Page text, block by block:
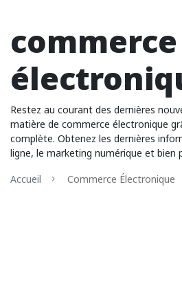
commerce
Restez au courant des dernières
matière de commerce électronique
complète. Obtenez les dernières
ligne, le marketing numérique et bien
Accueil
Commerce Électronique